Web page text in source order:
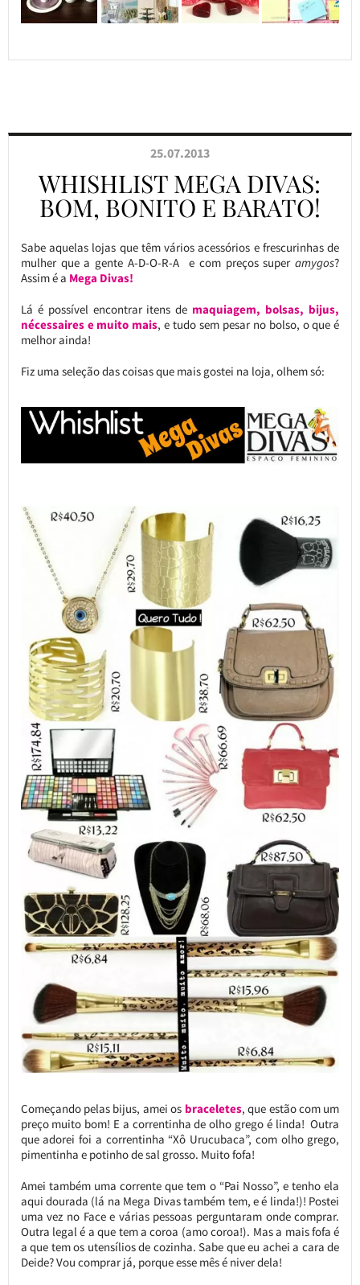
25.07.2013
WHISHLIST MEGA DIVAS:
BOM, BONITO E BARATO!
Sabe aquelas lojas que têm vários acessórios e frescurinhas de
mulher que a gente A-D-O-R-A e com preços superamygos?
Assim é a Mega Divas!
Lá é possível encontrar itens de maquiagem, bolsas, bijus,
nécessaires e muito mais, e tudo sem pesar no bolso, o que é
melhor ainda!
Fiz uma seleção das coisas que mais gostei na loja, olhem só:
Começando pelas bijus, amei os braceletes, que estão com um
preço muito bom! E a correntinha de olho grego é linda! Outra
que adorei foi a correntinha “Xô Urucubaca”, com olho grego,
pimentinha e potinho de sal grosso. Muito fofa!
Amei também uma corrente que tem o “Pai Nosso”, e tenho ela
aqui dourada (lá na Mega Divas também tem, e é linda!)! Postei
uma vez no Face e várias pessoas perguntaram onde comprar.
Outra legal é a que tem a coroa (amo coroa!). Mas a mais fofa é
a que tem os utensílios de cozinha. Sabe que eu achei a cara de
Deide? Vou comprar já, porque esse mês é niver dela!